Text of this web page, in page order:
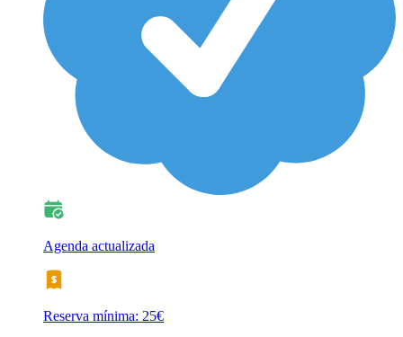
Agenda actualizada
Reserva mínima: 25€